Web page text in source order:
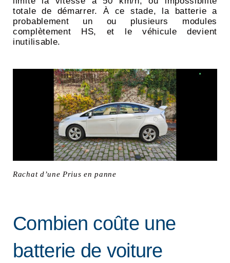
totale de démarrer. À ce stade, la batterie a
probablement un ou plusieurs modules
complètement HS, et le véhicule devient
inutilisable.
Rachat d’une Prius en panne
Combien coûte une
batterie de voiture